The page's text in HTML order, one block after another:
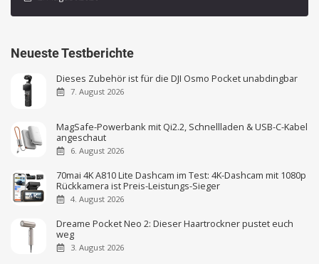
Neueste Testberichte
Dieses Zubehör ist für die DJI Osmo Pocket unabdingbar
7. August 2026
MagSafe-Powerbank mit Qi2.2, Schnellladen & USB-C-Kabel
angeschaut
6. August 2026
70mai 4K A810 Lite Dashcam im Test: 4K-Dashcam mit 1080p
Rückkamera ist Preis-Leistungs-Sieger
4. August 2026
Dreame Pocket Neo 2: Dieser Haartrockner pustet euch
weg
3. August 2026